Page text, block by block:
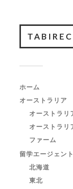
ホーム
オーストラリア
オーストラリ
オーストラリ
ファーム
留学エージェン
北海道
東北